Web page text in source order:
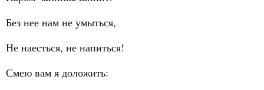
Без нее нам не умыться,
Не наесться, не напиться!
Смею вам я доложить: